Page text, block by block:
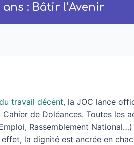
ans : Bâtir l’Avenir
travail décent, la JOC lance
de Doléances. Toutes les
Rassemblement
la dignité est ancrée en